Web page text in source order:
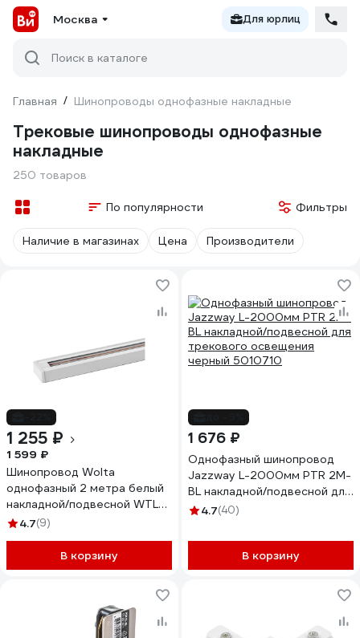
Москва Для юрлиц
Поиск в каталоге
Главная / Шинопроводы однофазные накладные
Трековые шинопроводы однофазные
накладные
250 товаров
По популярности Фильтры
Наличие в магазинах Цена Производители
1 255 ₽
1 599 ₽
Шинопровод Wolta
однофазный 2 метра белый
накладной/подвесной WTL-
TR2/01W
4.7(9)
В корзину
1 676 ₽
Однофазный шинопровод
Jazzway L-2000мм PTR 2M-
BL накладной/подвесной для
трекового освещения
4.7(40)
В корзину